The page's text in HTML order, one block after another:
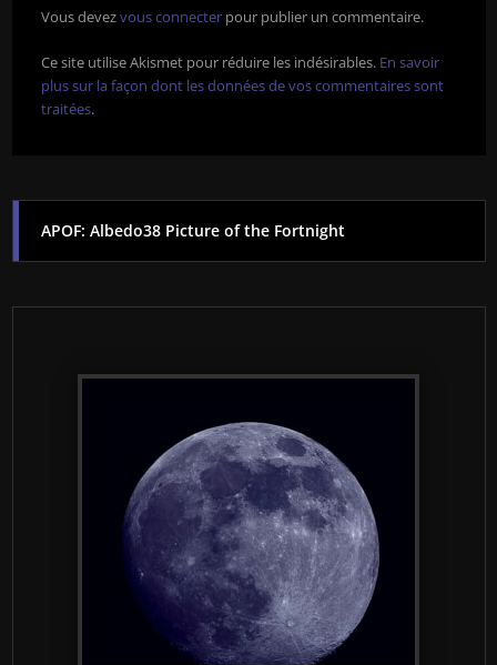
Vous devezvous connecterpour publier un commentaire.
Ce site utilise Akismet pour réduire les indésirables. En savoir
plus sur la façon dont les données de vos commentaires sont
traitées.
APOF: Albedo38 Picture of the Fortnight